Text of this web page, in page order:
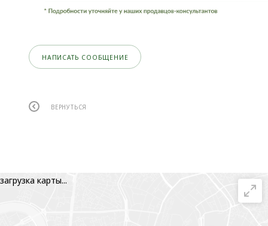
НАПИСАТЬ СООБЩЕНИЕ
ВЕРНУТЬСЯ
загрузка карты...